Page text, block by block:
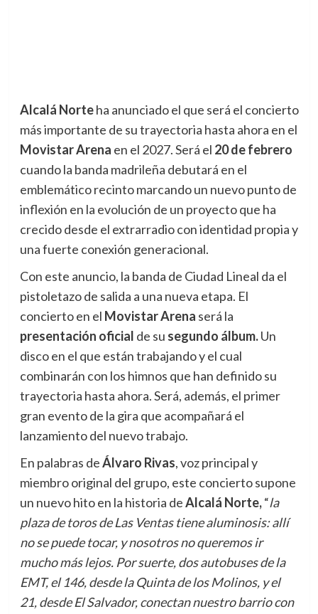
Alcalá Norteha anunciado el que será el concierto
más importante de su trayectoria hasta ahora en el
Movistar Arena en el 2027. Será el 20 de febrero
cuando la banda madrileña debutará en el
emblemático recinto marcando un nuevo punto de
inflexión en la evolución de un proyecto que ha
crecido desde el extrarradio con identidad propia y
una fuerte conexión generacional.
Con este anuncio, la banda de Ciudad Lineal da el
pistoletazo de salida a una nueva etapa. El
concierto en el Movistar Arena será la
presentación oficial de su segundo álbum.Un
disco en el que están trabajando y el cual
combinarán con los himnos que han definido su
trayectoria hasta ahora. Será, además, el primer
gran evento de la gira que acompañará el
lanzamiento del nuevo trabajo.
En palabras deÁlvaro Rivas, voz principal y
miembro original del grupo, este concierto supone
un nuevo hito en la historia deAlcalá Norte,“la
plaza de toros de Las Ventas tiene aluminosis: allí
no se puede tocar, y nosotros no queremos ir
mucho más lejos. Por suerte, dos autobuses de la
EMT, el 146, desde la Quinta de los Molinos, y el
21, desde El Salvador, conectan nuestro barrio con